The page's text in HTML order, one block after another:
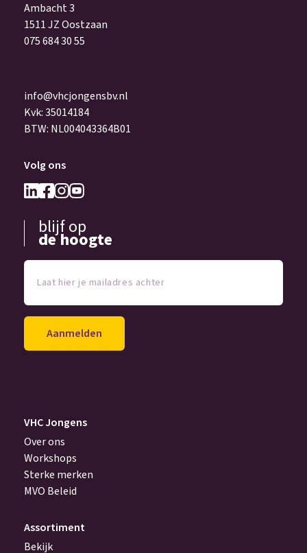
Ambacht 3
1511 JZ Oostzaan
075 684 30 55
info@vhcjongensbv.nl
Kvk: 35014184
BTW: NL004043364B01
Volg ons
blijf op
de hoogte
je
achter
VHC Jongens
Over ons
Workshops
Sterke merken
MVO Beleid
Assortiment
Bekijk